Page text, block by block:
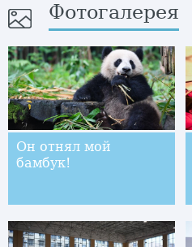
Фотогалерея
Он отнял мой
бамбук!